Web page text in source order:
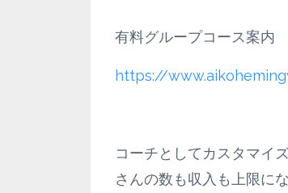
有料グループコース案内
https://
コーチとしてカスタマイ
さんの数も収入も上限に